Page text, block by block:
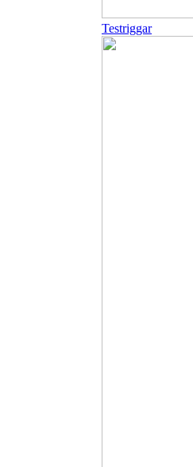
Testriggar